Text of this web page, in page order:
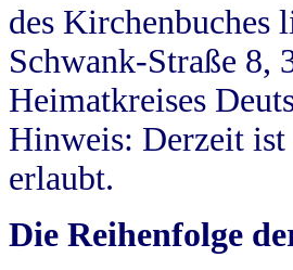
des Kirchenbuches
Schwank-Straße 8,
Heimatkreises
Hinweis: Derzeit ist
erlaubt.
Die Reihenfolge